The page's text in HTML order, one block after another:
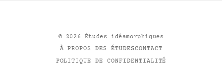
© 2026 Études idéamorphiques
À PROPOS DES ÉTUDESCONTACT
POLITIQUE DE CONFIDENTIALITÉ